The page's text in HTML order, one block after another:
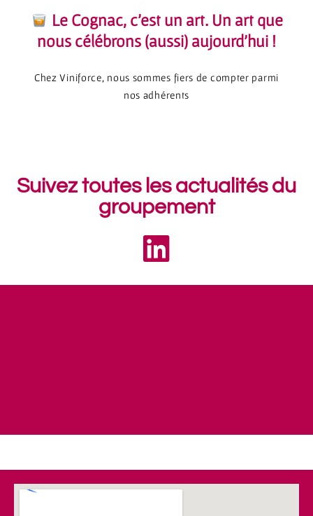
Le Cognac, c’est un art. Un art que
nous célébrons (aussi) aujourd’hui !
Chez Viniforce, nous sommes fiers de compter parmi
nos adhérents
Suivez toutes les actualités du
groupement